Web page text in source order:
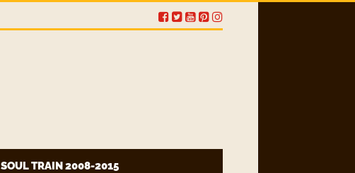
SOUL TRAIN 2008-2015